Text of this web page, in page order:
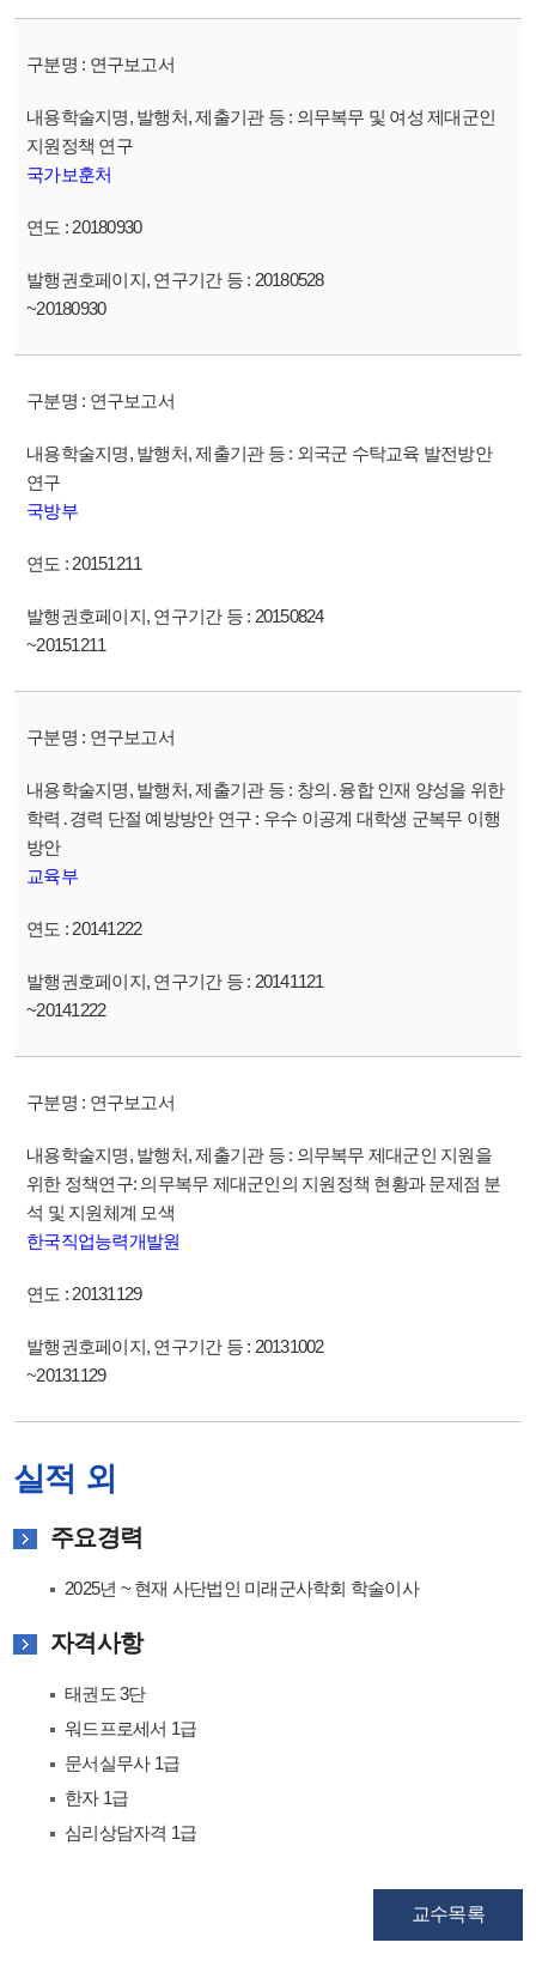
연구보고서
의무복무 및 여성 제대군인
지원정책 연구
국가보훈처
20180930
20180528
~20180930
연구보고서
외국군 수탁교육 발전방안
연구
국방부
20151211
20150824
~20151211
연구보고서
창의․융합 인재 양성을 위한
학력․경력 단절 예방방안 연구 : 우수 이공계 대학생 군복무 이행
방안
교육부
20141222
20141121
~20141222
연구보고서
의무복무 제대군인 지원을
위한 정책연구: 의무복무 제대군인의 지원정책 현황과 문제점 분
석 및 지원체계 모색
한국직업능력개발원
20131129
20131002
~20131129
실적 외
주요경력
2025년 ~ 현재 사단법인 미래군사학회 학술이사
자격사항
태권도 3단
워드프로세서 1급
문서실무사 1급
한자 1급
심리상담자격 1급
교수목록